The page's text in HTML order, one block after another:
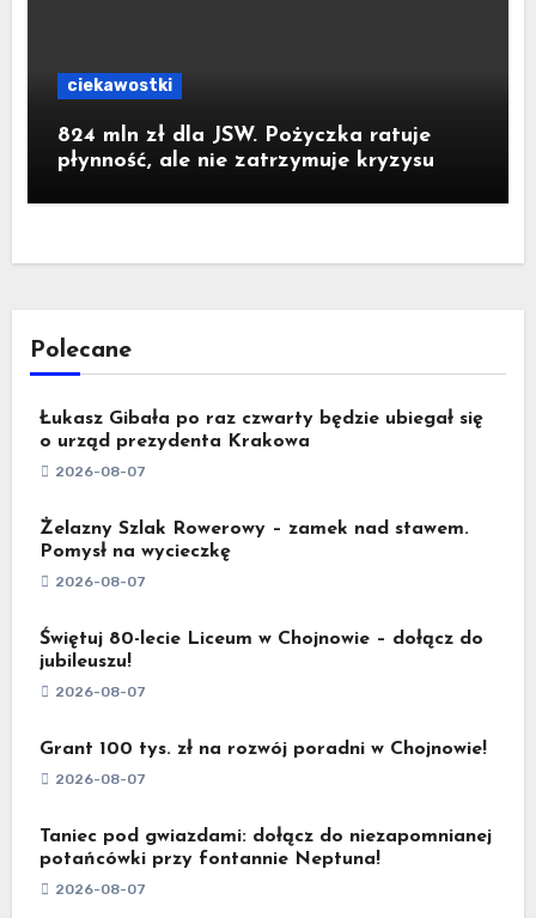
ciekawostki
824 mln zł dla JSW. Pożyczka ratuje
płynność, ale nie zatrzymuje kryzysu
Polecane
Łukasz Gibała po raz czwarty będzie ubiegał się
o urząd prezydenta Krakowa
2026-08-07
Żelazny Szlak Rowerowy – zamek nad stawem.
Pomysł na wycieczkę
2026-08-07
Świętuj 80-lecie Liceum w Chojnowie – dołącz do
jubileuszu!
2026-08-07
Grant 100 tys. zł na rozwój poradni w Chojnowie!
2026-08-07
Taniec pod gwiazdami: dołącz do niezapomnianej
potańcówki przy fontannie Neptuna!
2026-08-07